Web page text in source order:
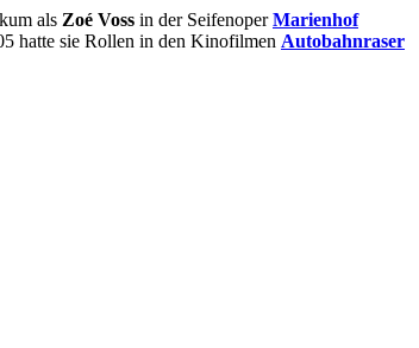
als Zoé Voss in der SeifenoperMarienhof
hatte sie Rollen in den Kinofilmen Autobahnraser